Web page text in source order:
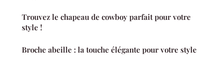
Trouvez le chapeau de cowboy parfait pour votre
style !
Broche abeille : la touche élégante pour votre style